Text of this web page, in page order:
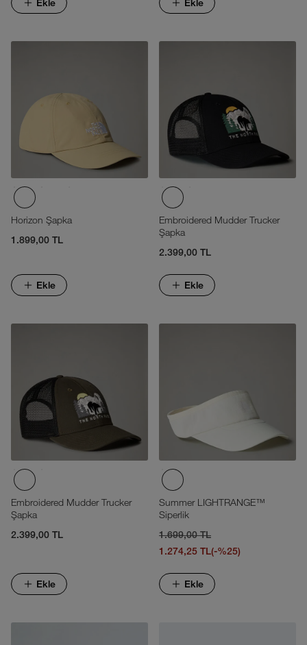
Ekle Ekle
Horizon Şapka
1.899,00 TL
Ekle
Embroidered Mudder Trucker
Şapka
2.399,00 TL
Ekle
Embroidered Mudder Trucker
Şapka
2.399,00 TL
Ekle
Summer LIGHTRANGE™
Siperlik
1.699,00 TL
1.274,25 TL(-%25)
Ekle